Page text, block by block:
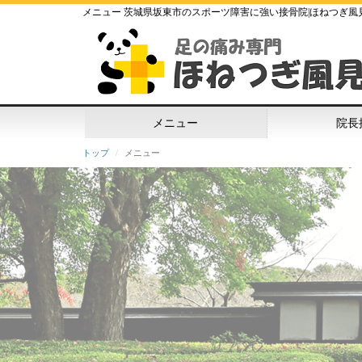
メニュー 茨城県坂東市のスポーツ障害に強い接骨院|ほねつぎ風
メニュー 院長
トップ メニュー